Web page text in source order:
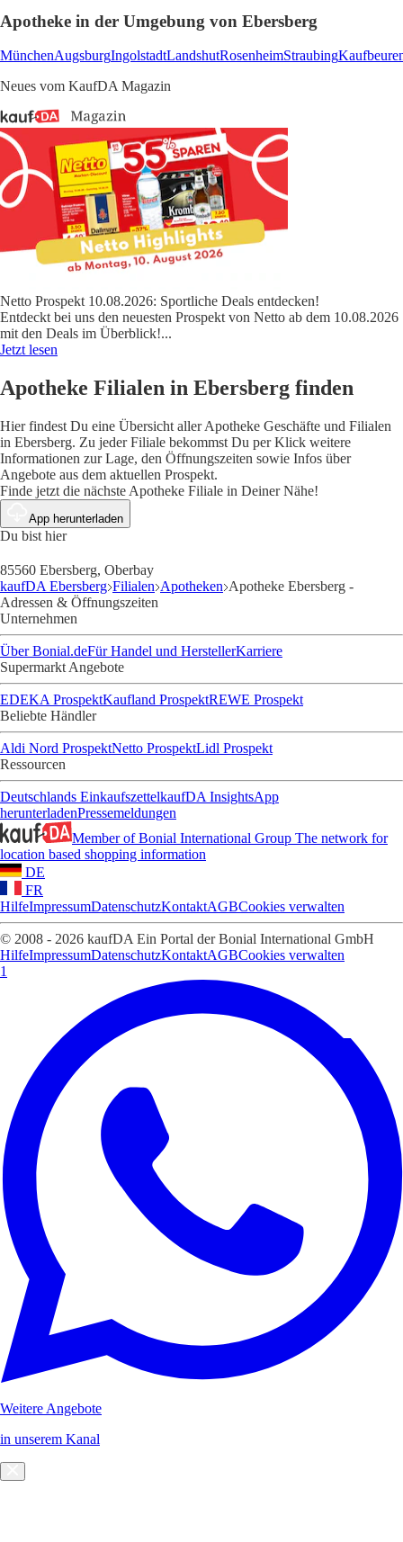
Apotheke in der Umgebung von Ebersberg
MünchenAugsburgIngolstadtLandshutRosenheimStraubing
Neues vom KaufDA Magazin
Netto Prospekt 10.08.2026: Sportliche Deals entdecken!
Entdeckt bei uns den neuesten Prospekt von Netto ab dem 10.08.2026
mit den Deals im Überblick!...
Jetzt lesen
Apotheke Filialen in Ebersberg finden
Hier findest Du eine Übersicht aller Apotheke Geschäfte und Filialen
in Ebersberg. Zu jeder Filiale bekommst Du per Klick weitere
Informationen zur Lage, den Öffnungszeiten sowie Infos über
Angebote aus dem aktuellen Prospekt.
Finde jetzt die nächste Apotheke Filiale in Deiner Nähe!
App herunterladen
Du bist hier
85560 Ebersberg, Oberbay
kaufDA Ebersberg Filialen Apotheken Apotheke Ebersberg -
Adressen & Öffnungszeiten
Unternehmen
Über Bonial.deFür Handel und HerstellerKarriere
Supermarkt Angebote
EDEKA ProspektKaufland ProspektREWE Prospekt
Beliebte Händler
Aldi Nord ProspektNetto ProspektLidl Prospekt
Ressourcen
Deutschlands EinkaufszettelkaufDA InsightsApp
herunterladenPressemeldungen
Member of Bonial International Group The network for
location based shopping information
DE
FR
HilfeImpressumDatenschutzKontaktAGBCookies verwalten
© 2008 - 2026 kaufDA Ein Portal der Bonial International GmbH
HilfeImpressumDatenschutzKontaktAGBCookies verwalten
1
Weitere Angebote
in unserem Kanal